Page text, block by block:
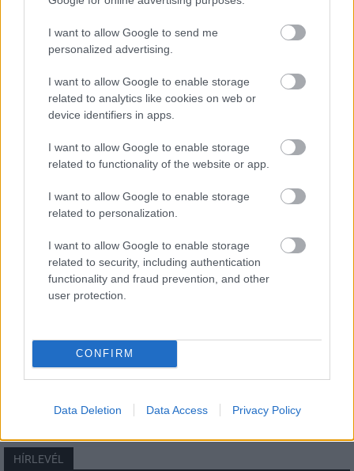
I want to allow Google to send me
personalized advertising.
I want to allow Google to enable storage
related to analytics like cookies on web or
device identifiers in apps.
I want to allow Google to enable storage
related to functionality of the website or app.
I want to allow Google to enable storage
related to personalization.
I want to allow Google to enable storage
related to security, including authentication
functionality and fraud prevention, and other
user protection.
CONFIRM
Data Deletion Data Access Privacy Policy
A lakosságra is fontos szerep hárul a szúnyoginvázió
elkerülésében
energiakrízis kezelésére
HÍRLEVÉL